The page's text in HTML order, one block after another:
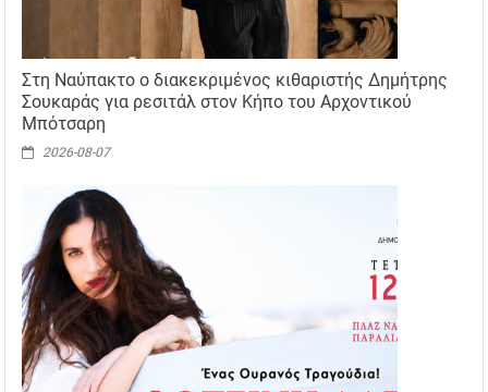
Στη Ναύπακτο ο διακεκριμένος κιθαριστής Δημήτρης
Σουκαράς για ρεσιτάλ στον Κήπο του Αρχοντικού
Μπότσαρη
2026-08-07